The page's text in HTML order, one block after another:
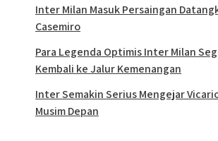
Inter Milan Masuk Persaingan
Casemiro
Para Legenda Optimis Inter Milan
Kembali ke Jalur Kemenangan
Inter Semakin Serius Mengejar
Musim Depan